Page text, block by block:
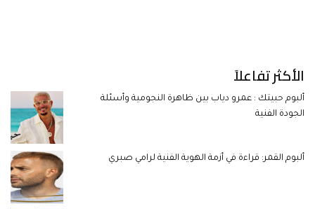
الأكثر تفاعلاً
ألبوم حبيتك : عمرو دياب بين ظاهرة النجومية وأسئلة
الجودة الفنية
ألبوم القمر: قراءة في أزمة الهوية الفنية لرامي صبري